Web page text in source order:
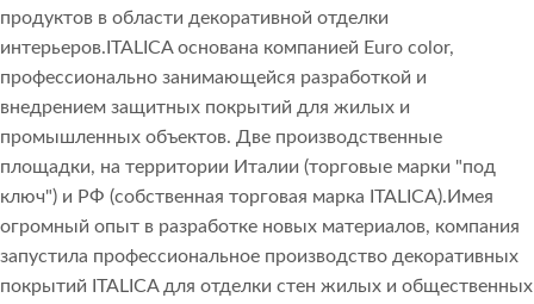
продуктов в области декоративной отделки
интерьеров.ITALICA основана компанией Euro color,
профессионально занимающейся разработкой и
внедрением защитных покрытий для жилых и
промышленных объектов. Две производственные
площадки, на территории Италии (торговые марки "под
ключ") и РФ (собственная торговая марка ITALICA).Имея
огромный опыт в разработке новых материалов, компания
запустила профессиональное производство декоративных
покрытий ITALICA для отделки стен жилых и общественных